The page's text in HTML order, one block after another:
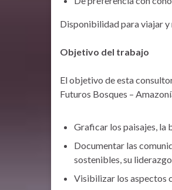
Disponibilidad para viajar y
Objetivo del trabajo
El objetivo de esta
Futuros Bosques –
Graficar los paisajes, la
Documentar las
sostenibles, su
Visibilizar los aspectos